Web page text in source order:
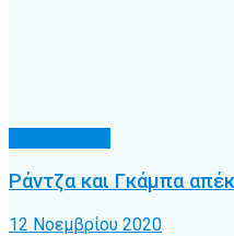
Ράντζα και Γκάμπα
12 Νοεμβρίου 2020